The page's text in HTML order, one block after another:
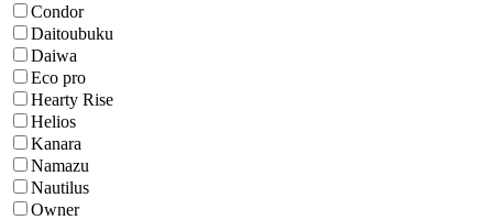
Condor
Daitoubuku
Daiwa
Eco pro
Hearty Rise
Helios
Kanara
Namazu
Nautilus
Owner